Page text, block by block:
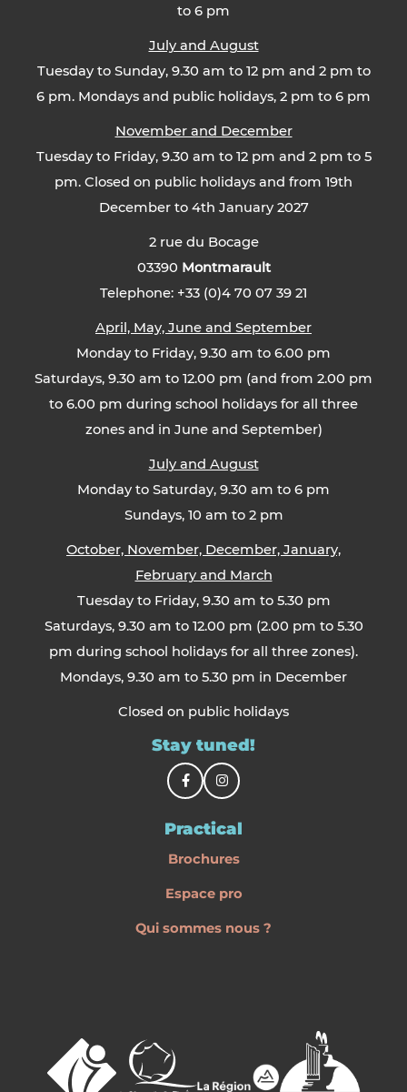
to 6 pm
July and August
Tuesday to Sunday, 9.30 am to 12 pm and 2 pm to
6 pm. Mondays and public holidays, 2 pm to 6 pm
November and December
Tuesday to Friday, 9.30 am to 12 pm and 2 pm to 5
pm. Closed on public holidays and from 19th
December to 4th January 2027
2 rue du Bocage
03390 Montmarault
Telephone: +33 (0)4 70 07 39 21
April, May, June and September
Monday to Friday, 9.30 am to 6.00 pm
Saturdays, 9.30 am to 12.00 pm (and from 2.00 pm
to 6.00 pm during school holidays for all three
zones and in June and September)
July and August
Monday to Saturday, 9.30 am to 6 pm
Sundays, 10 am to 2 pm
October, November, December, January,
February and March
Tuesday to Friday, 9.30 am to 5.30 pm
Saturdays, 9.30 am to 12.00 pm (2.00 pm to 5.30
pm during school holidays for all three zones).
Mondays, 9.30 am to 5.30 pm in December
Closed on public holidays
Stay tuned!
Practical
Brochures
Espace pro
Qui sommes nous ?